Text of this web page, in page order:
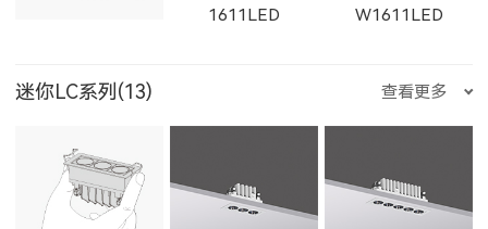
1611LED W1611LED
1612LED W1612LED 1761LED
迷你LC系列(13) 查看更多